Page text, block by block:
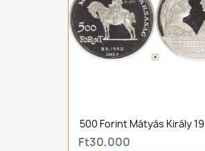
500 Forint Mátyás Király
Ft30,000